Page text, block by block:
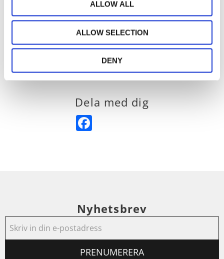
ALLOW ALL
ALLOW SELECTION
DENY
- med nålkrok eller rynkbandskrok.
100% polyester.
Dela med dig
Nyhetsbrev
PRENUMERERA